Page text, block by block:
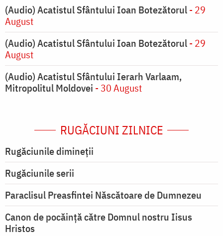
(Audio) Acatistul Sfântului Ioan Botezătorul- 29
August
(Audio) Acatistul Sfântului Ioan Botezătorul- 29
August
(Audio) Acatistul Sfântului Ierarh Varlaam,
Mitropolitul Moldovei - 30 August
RUGĂCIUNI ZILNICE
Rugăciunile dimineții
Rugăciunile serii
Paraclisul Preasfintei Născătoare de Dumnezeu
Canon de pocăință către Domnul nostru Iisus
Hristos